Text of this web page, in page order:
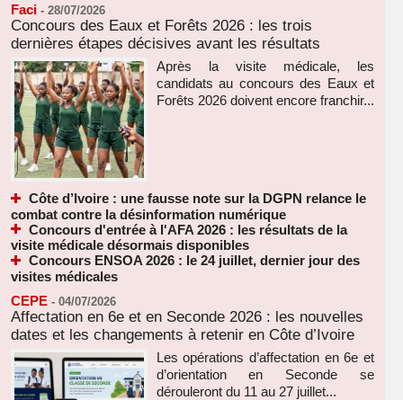
Faci - 28/07/2026
Concours des Eaux et Forêts 2026 : les trois
dernières étapes décisives avant les résultats
Après la visite médicale, les
candidats au concours des Eaux et
Forêts 2026 doivent encore franchir...
Côte d’Ivoire : une fausse note sur la DGPN relance le
combat contre la désinformation numérique
Concours d'entrée à l'AFA 2026 : les résultats de la
visite médicale désormais disponibles
Concours ENSOA 2026 : le 24 juillet, dernier jour des
visites médicales
CEPE - 04/07/2026
Affectation en 6e et en Seconde 2026 : les nouvelles
dates et les changements à retenir en Côte d’Ivoire
Les opérations d’affectation en 6e et
d’orientation en Seconde se
dérouleront du 11 au 27 juillet...